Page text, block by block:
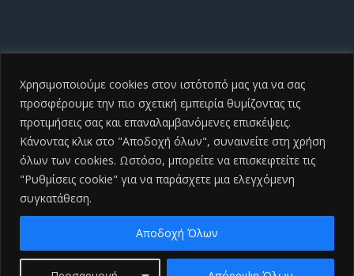
Χρησιμοποιούμε cookies στον ιστότοπό μας για να σας
προσφέρουμε την πιο σχετική εμπειρία θυμίζοντας τις
προτιμήσεις σας και επαναλαμβανόμενες επισκέψεις.
Κάνοντας κλικ στο "Αποδοχή όλων", συναινείτε στη χρήση
όλων των cookies. Ωστόσο, μπορείτε να επισκεφτείτε τις
"Ρυθμίσεις cookie" για να παράσχετε μια ελεγχόμενη
συγκατάθεση.
Αποδοχή Όλων
Copyright ©2026 Γενικό Νοσοκομείο Ηλείας |All Rights
2026 | Developed by
Facebook